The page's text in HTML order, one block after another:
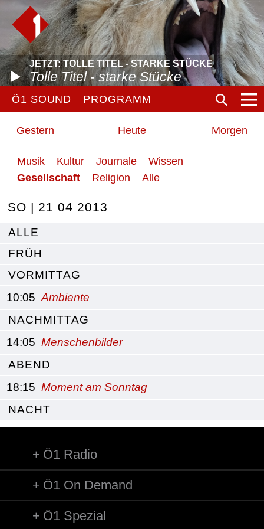
JETZT: TOLLE TITEL - STARKE STÜCKE
Tolle Titel - starke Stücke
Ö1 SOUND PROGRAMM
Gestern Heute Morgen
Musik Kultur Journale
Wissen
Gesellschaft
Religion Alle
SO | 21 04 2013
ALLE
FRÜH
VORMITTAG
10:05 Ambiente
NACHMITTAG
14:05 Menschenbilder
ABEND
18:15 Moment am Sonntag
NACHT
Ö1 Radio
Ö1 On Demand
Ö1 Spezial